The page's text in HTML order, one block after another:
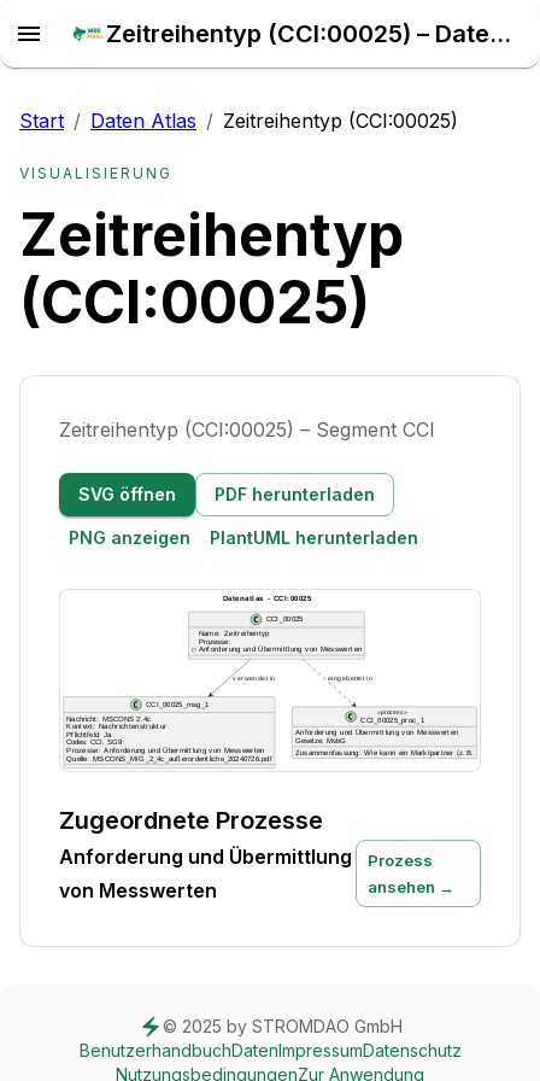
Zeitreihentyp (CCI:00025) – Daten Atlas
Start / Daten Atlas / Zeitreihentyp (CCI:00025)
VISUALISIERUNG
Zeitreihentyp
(CCI:00025)
Zeitreihentyp (CCI:00025) – Segment CCI
SVG öffnen PDF herunterladen
PNG anzeigen PlantUML herunterladen
Zugeordnete Prozesse
Anforderung und Übermittlung
von Messwerten
Prozess
ansehen →
© 2025 by STROMDAO GmbH
BenutzerhandbuchDatenImpressumDatenschutz
NutzungsbedingungenZur Anwendung